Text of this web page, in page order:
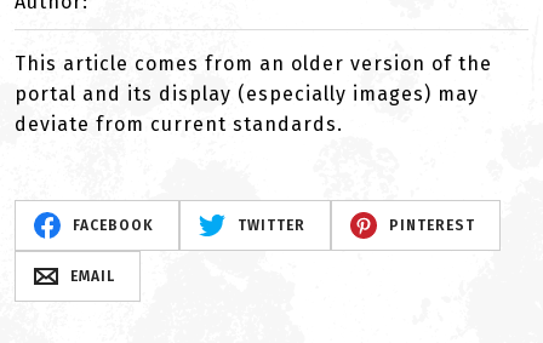
This article comes from an older version of the
portal and its display (especially images) may
deviate from current standards.
FACEBOOK TWITTER PINTEREST
EMAIL